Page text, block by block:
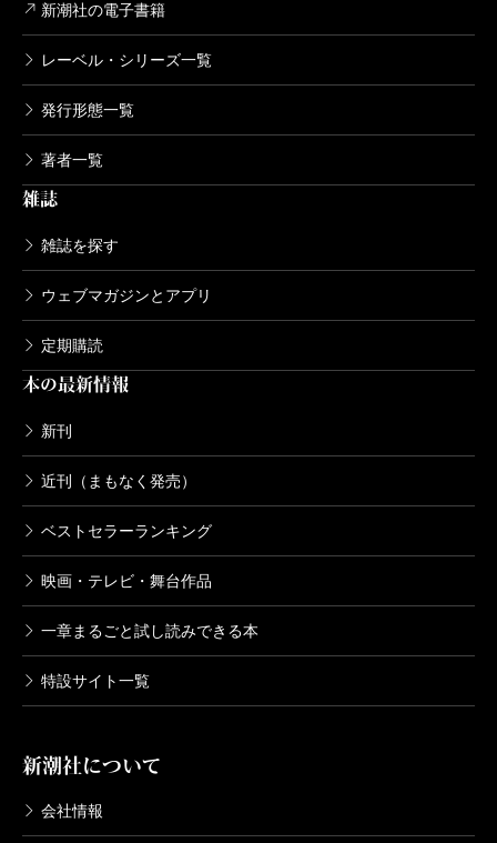
新潮社の電子書籍
レーベル・シリーズ一覧
発行形態一覧
著者一覧
雑誌
雑誌を探す
ウェブマガジンとアプリ
定期購読
本の最新情報
新刊
近刊（まもなく発売）
ベストセラーランキング
映画・テレビ・舞台作品
一章まるごと試し読みできる本
特設サイト一覧
新潮社について
会社情報